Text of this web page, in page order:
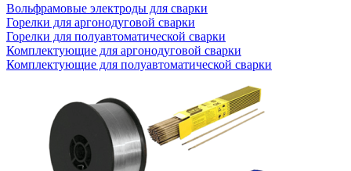
Вольфрамовые электроды для сварки
Горелки для аргонодуговой сварки
Горелки для полуавтоматической сварки
Комплектующие для аргонодуговой сварки
Комплектующие для полуавтоматической сварки